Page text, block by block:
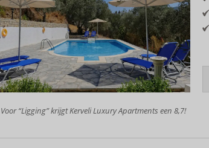
Voor “Ligging” krijgt Kerveli Luxury Apartments een 8,7!